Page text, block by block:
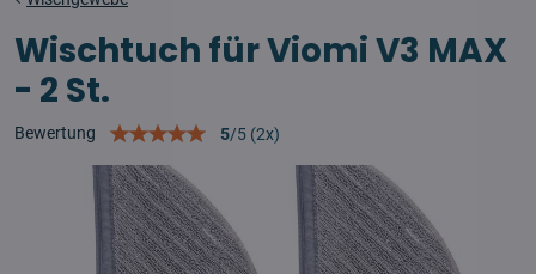
Wischtuch für Viomi V3 MAX
- 2 St.
Bewertung 5/5 (2x)